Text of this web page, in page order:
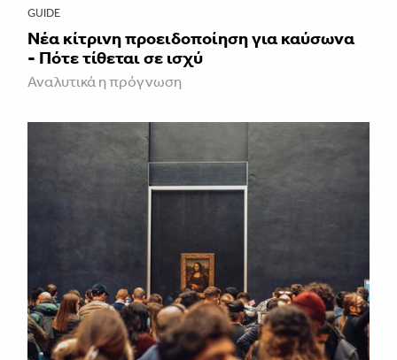
GUIDE
Νέα κίτρινη προειδοποίηση για καύσωνα
- Πότε τίθεται σε ισχύ
Αναλυτικά η πρόγνωση